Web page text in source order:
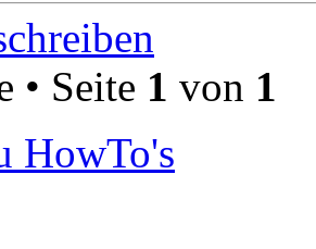
• Seite 1 von 1
HowTo's